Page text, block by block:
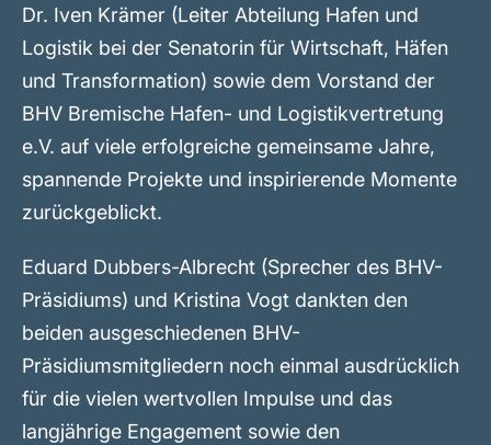
Dr. Iven Krämer (Leiter Abteilung Hafen und
Logistik bei der Senatorin für Wirtschaft, Häfen
und Transformation) sowie dem Vorstand der
BHV Bremische Hafen- und Logistikvertretung
e.V. auf viele erfolgreiche gemeinsame Jahre,
spannende Projekte und inspirierende Momente
zurückgeblickt.
Eduard Dubbers-Albrecht (Sprecher des BHV-
Präsidiums) und Kristina Vogt dankten den
beiden ausgeschiedenen BHV-
Präsidiumsmitgliedern noch einmal ausdrücklich
für die vielen wertvollen Impulse und das
langjährige Engagement sowie den